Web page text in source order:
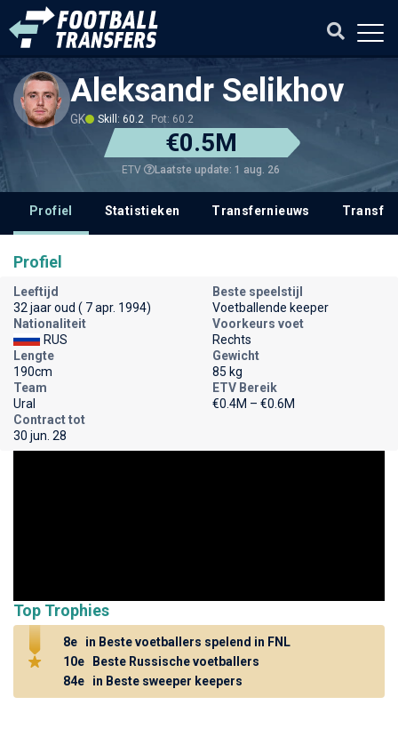
Aleksandr Selikhov
GK Skill: 60.2 Pot: 60.2
€0.5M
ETV Laatste update: 1 aug. 26
Profiel Statistieken Transfernieuws
Profiel
Leeftijd
32 jaar oud ( 7 apr. 1994)
Beste speelstijl
Voetballende keeper
Nationaliteit
RUS
Voorkeurs voet
Rechts
Lengte
190cm
Gewicht
85 kg
Team
Ural
ETV Bereik
€0.4M – €0.6M
Contract tot
30 jun. 28
Top Trophies
8e
in Beste voetballers spelend in FNL
10e
Beste Russische voetballers
84e
in Beste sweeper keepers